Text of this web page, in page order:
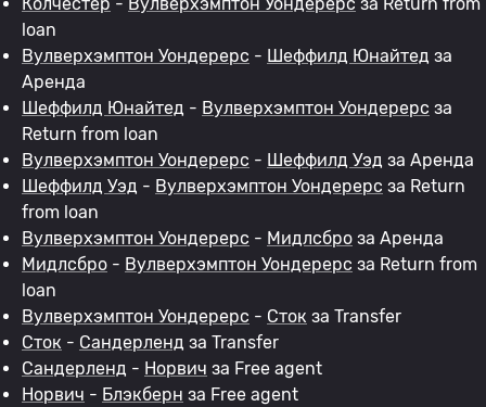
loan
Вулверхэмптон Уондерерс - Шеффилд Юнайтед за
Аренда
Шеффилд Юнайтед - Вулверхэмптон Уондерерс за
Return from loan
Вулверхэмптон Уондерерс - Шеффилд Уэд за Аренда
Шеффилд Уэд - Вулверхэмптон Уондерерс за Return
from loan
Вулверхэмптон Уондерерс - Мидлсбро за Аренда
Мидлсбро - Вулверхэмптон Уондерерс за Return from
loan
Вулверхэмптон Уондерерс - Сток за Transfer
Сток - Сандерленд за Transfer
Сандерленд - Норвич за Free agent
Норвич - Блэкберн за Free agent